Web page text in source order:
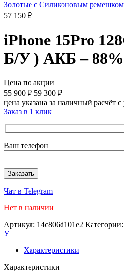
Золотые с Силиконовым
57 150₽
iPhone 15Pro
Б/У ) АКБ – 88%
Цена по акции
55 900 ₽ 59 300 ₽
цена указана за наличный расчёт
Заказ в 1 клик
Ваш телефон
Чат в Telegram
Нет в наличии
Артикул: 14c806d101e2 Категории:
У
Характеристики
Характеристики